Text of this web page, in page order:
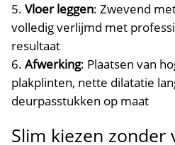
Vloer leggen: Zwevend
volledig verlijmd met
resultaat
Afwerking: Plaatsen van
plakplinten, nette dilatatie
deurpasstukken op maat
Slim kiezen zonder